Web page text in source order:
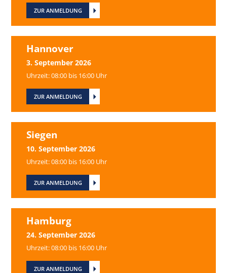
ZUR ANMELDUNG
Hannover
3. September 2026
Uhrzeit: 08:00 bis 16:00 Uhr
ZUR ANMELDUNG
Siegen
10. September 2026
Uhrzeit: 08:00 bis 16:00 Uhr
ZUR ANMELDUNG
Hamburg
24. September 2026
Uhrzeit: 08:00 bis 16:00 Uhr
ZUR ANMELDUNG